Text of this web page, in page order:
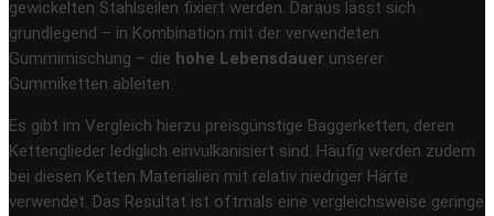
gewickelten Stahlseilen fixiert werden. Daraus lässt sich
grundlegend – in Kombination mit der verwendeten
Gummimischung – die hohe Lebensdauer unserer
Gummiketten ableiten.
Es gibt im Vergleich hierzu preisgünstige Baggerketten, deren
Kettenglieder lediglich einvulkanisiert sind. Häufig werden zudem
bei diesen Ketten Materialien mit relativ niedriger Härte
verwendet. Das Resultat ist oftmals eine vergleichsweise geringe